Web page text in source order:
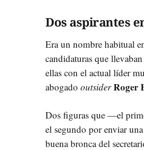
Dos aspirantes
Era un nombre habitual
candidaturas que
ellas con el actual líder
abogado outsiderRoger
Dos figuras que —el
el segundo por enviar
buena bronca del